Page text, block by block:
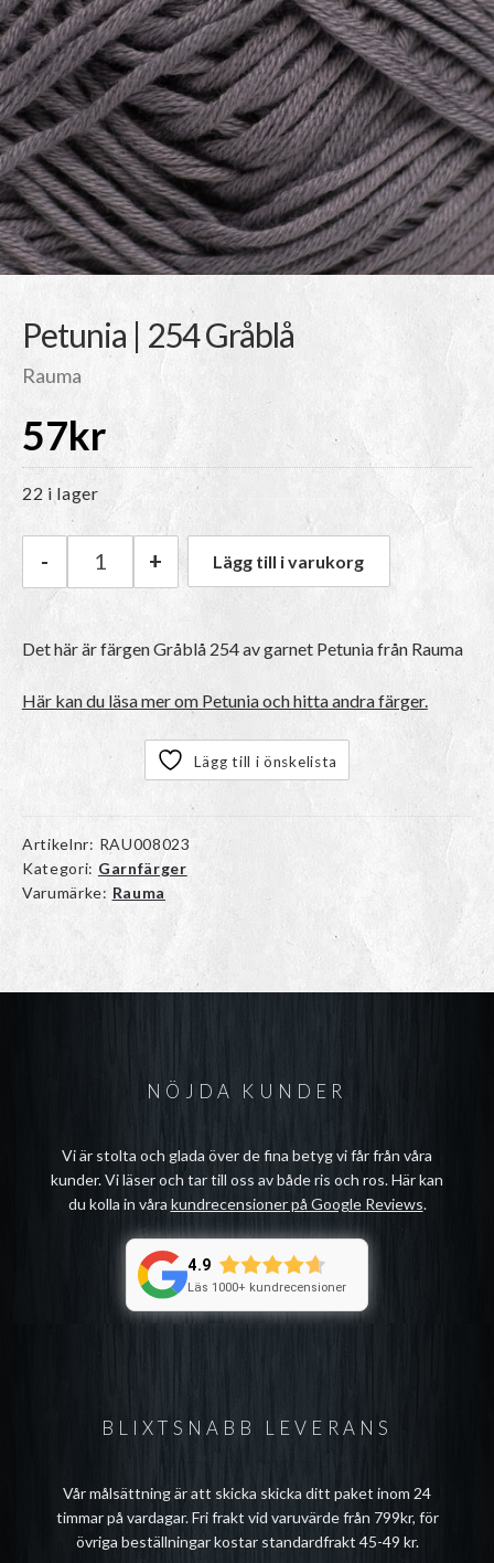
Petunia | 254 Gråblå
Rauma
57kr
22 i lager
Rauma Petunia | 254 Gråblå mängd
- + Lägg till i varukorg
Det här är färgenGråblå 254av garnet Petuniafrån Rauma
Här kan du läsa mer om Petunia och hitta andra färger.
Lägg till i önskelista
Artikelnr: RAU008023
Kategori: Garnfärger
Varumärke: Rauma
BLIXTSNABB LEVERANS
Vår målsättning är att skicka skicka ditt paket inom 24
timmar på vardagar. Fri frakt vid varuvärde från 799kr, för
övriga beställningar kostar standardfrakt 45-49 kr.
NÖJDA KUNDER
Vi är stolta och glada över de fina betyg vi får från våra
kunder. Vi läser och tar till oss av både ris och ros. Här kan
du kolla in våra kundrecensioner på Google Reviews.
4.9
Läs 1000+ kundrecensioner